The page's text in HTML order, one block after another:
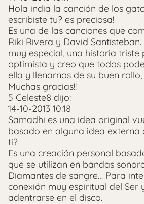
Hola india la canción de los
escribiste tu? es preciosa!
Es una de las canciones que
Riki Rivera y David Santisteban.
muy especial, una historia triste
optimista y creo que todos
ella y llenarnos de su buen
Muchas gracias!!
5 Celeste8 dijo:
14-10-2013 10:18
Samadhi es una idea original
basado en alguna idea externa
ti?
Es una creación personal
que se utilizan en bandas
Diamantes de sangre… Para
conexión muy espiritual del Ser
adentrarse en el disco.